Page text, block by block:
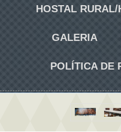
HOSTAL
GALERIA
POLÍTICA DE